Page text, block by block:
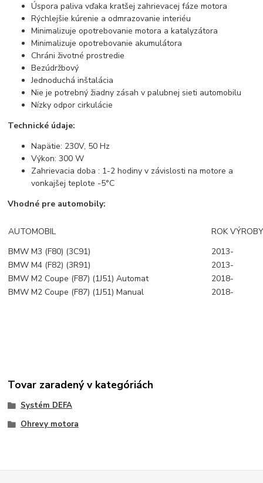
Úspora paliva vďaka kratšej zahrievacej fáze motora
Rýchlejšie kúrenie a odmrazovanie interiéu
Minimalizuje opotrebovanie motora a katalyzátora
Minimalizuje opotrebovanie akumulátora
Chráni životné prostredie
Bezúdržbový
Jednoduchá inštalácia
Nie je potrebný žiadny zásah v palubnej sieti automobilu
Nízky odpor cirkulácie
Technické údaje:
Napätie: 230V, 50 Hz
Výkon: 300 W
Zahrievacia doba : 1-2 hodiny v závislosti na motore a
vonkajšej teplote -5°C
Vhodné pre automobily:
AUTOMOBIL
ROK
BMW M3 (F80) (3C91)
2013-
BMW M4 (F82) (3R91)
2013-
BMW M2 Coupe (F87) (1J51) Automat
2018-
BMW M2 Coupe (F87) (1J51) Manual
2018-
Tovar zaradený v kategóriách
Systém DEFA
Ohrevy motora